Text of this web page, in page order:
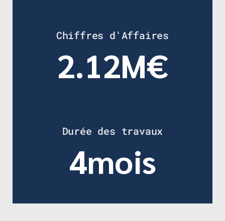
Chiffres d'Affaires
2.12M€
Durée des travaux
4mois